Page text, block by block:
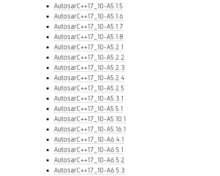
AutosarC++17_10-A5.1.5
AutosarC++17_10-A5.1.6
AutosarC++17_10-A5.1.7
AutosarC++17_10-A5.1.8
AutosarC++17_10-A5.2.1
AutosarC++17_10-A5.2.2
AutosarC++17_10-A5.2.3
AutosarC++17_10-A5.2.4
AutosarC++17_10-A5.2.5
AutosarC++17_10-A5.3.1
AutosarC++17_10-A5.5.1
AutosarC++17_10-A5.10.1
AutosarC++17_10-A5.16.1
AutosarC++17_10-A6.4.1
AutosarC++17_10-A6.5.1
AutosarC++17_10-A6.5.2
AutosarC++17_10-A6.5.3